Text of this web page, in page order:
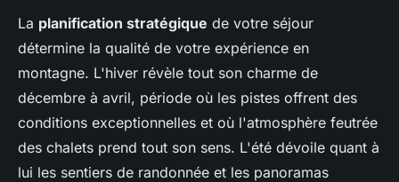
La planification stratégique de votre séjour
détermine la qualité de votre expérience en
montagne. L'hiver révèle tout son charme de
décembre à avril, période où les pistes offrent des
conditions exceptionnelles et où l'atmosphère feutrée
des chalets prend tout son sens. L'été dévoile quant à
lui les sentiers de randonnée et les panoramas